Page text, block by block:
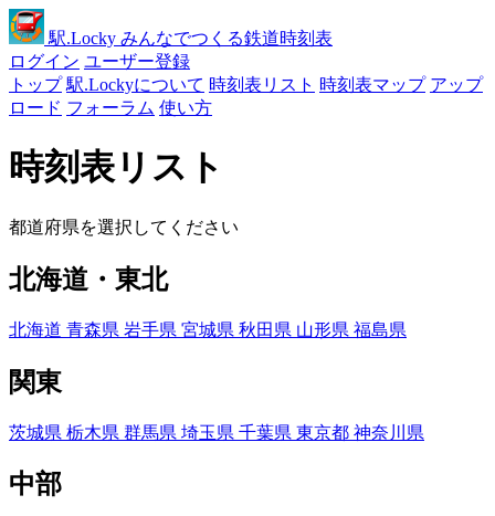
駅.Locky みんなでつくる鉄道時刻表
ログイン ユーザー登録
トップ 駅.Lockyについて 時刻表リスト 時刻表マップ アップ
ロード フォーラム 使い方
時刻表リスト
都道府県を選択してください
北海道・東北
北海道 青森県 岩手県 宮城県 秋田県 山形県 福島県
関東
茨城県 栃木県 群馬県 埼玉県 千葉県 東京都 神奈川県
中部